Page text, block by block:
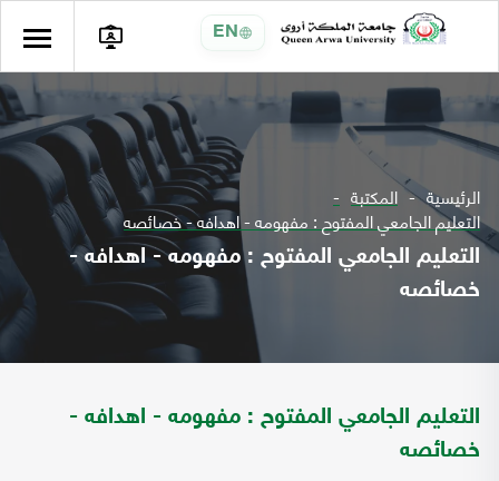
EN
الرئيسية المكتبة
التعليم الجامعي المفتوح : مفهومه - اهدافه - خصائصه
التعليم الجامعي المفتوح : مفهومه - اهدافه -
خصائصه
التعليم الجامعي المفتوح : مفهومه - اهدافه -
خصائصه